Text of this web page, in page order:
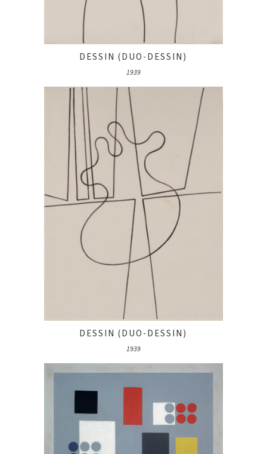
DESSIN (DUO-DESSIN)
1939
DESSIN (DUO-DESSIN)
1939